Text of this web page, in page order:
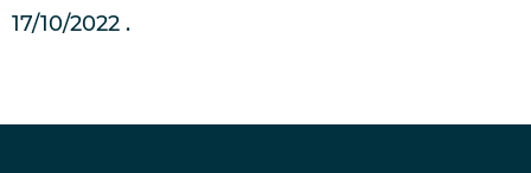
17/10/2022